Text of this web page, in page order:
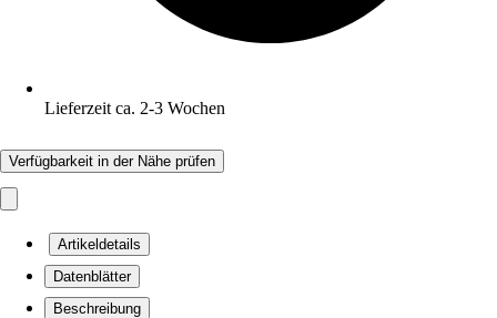
Lieferzeit ca. 2-3 Wochen
Verfügbarkeit in der Nähe prüfen
Artikeldetails
Datenblätter
Beschreibung